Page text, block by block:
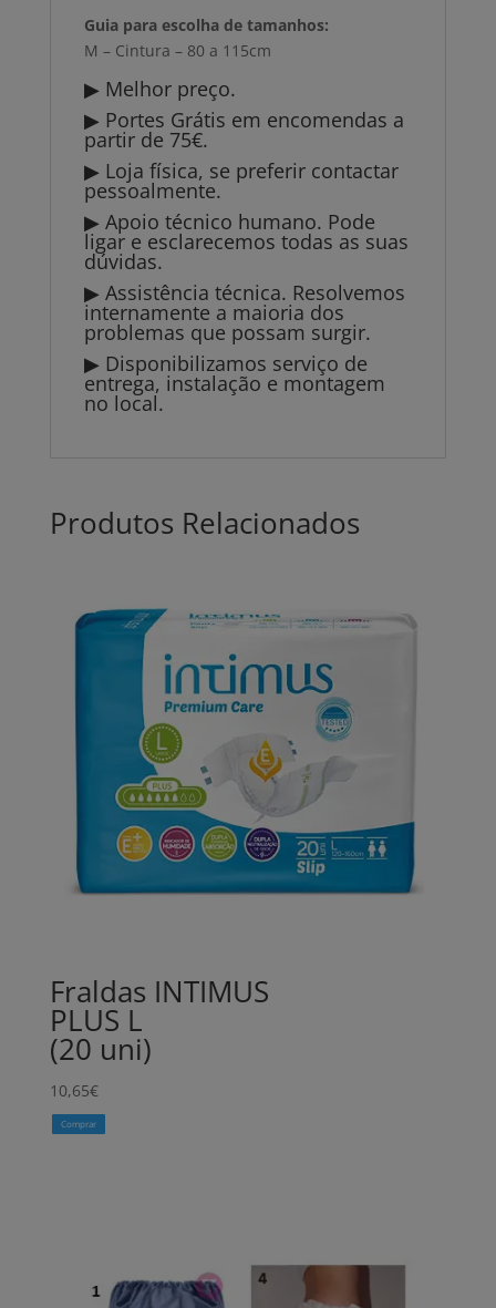
Guia para escolha de tamanhos:
M – Cintura – 80 a 115cm
▶ Melhor preço.
▶ Portes Grátis em encomendas a
partir de 75€.
▶ Loja física, se preferir contactar
pessoalmente.
▶ Apoio técnico humano. Pode
ligar e esclarecemos todas as suas
dúvidas.
▶ Assistência técnica. Resolvemos
internamente a maioria dos
problemas que possam surgir.
▶ Disponibilizamos serviço de
entrega, instalação e montagem
no local.
Produtos Relacionados
Fraldas INTIMUS
PLUS L
(20 uni)
10,65€
Comprar